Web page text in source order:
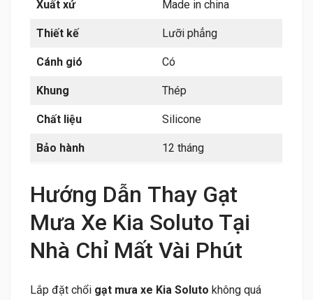
Xuất xứ Made in china
Thiết kế Lưỡi phẳng
Cánh gió Có
Khung Thép
Chất liệu Silicone
Bảo hành 12 tháng
Hướng Dẫn Thay Gạt
Mưa Xe Kia Soluto Tại
Nhà Chỉ Mất Vài Phút
Lắp đặt chổi gạt mưa xe Kia Soluto không quá